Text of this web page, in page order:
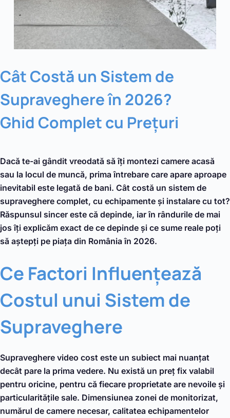
Cât Costă un Sistem de
Supraveghere în 2026?
Ghid Complet cu Prețuri
Dacă te-ai gândit vreodată să îți montezi camere acasă
sau la locul de muncă, prima întrebare care apare aproape
inevitabil este legată de bani. Cât costă un sistem de
supraveghere complet, cu echipamente și instalare cu tot?
Răspunsul sincer este că depinde, iar în rândurile de mai
jos îți explicăm exact de ce depinde și ce sume reale poți
să aștepți pe piața din România în 2026.
Ce Factori Influențează
Costul unui Sistem de
Supraveghere
Supraveghere video cost este un subiect mai nuanțat
decât pare la prima vedere. Nu există un preț fix valabil
pentru oricine, pentru că fiecare proprietate are nevoile și
particularitățile sale. Dimensiunea zonei de monitorizat,
numărul de camere necesar, calitatea echipamentelor